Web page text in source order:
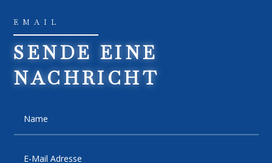
EMAIL
SENDE EINE
NACHRICHT